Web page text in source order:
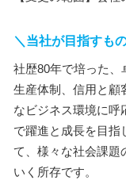
＼当社が目指すも
社歴80年で培った、
生産体制、信用と顧
なビジネス環境に呼
で躍進と成長を目指
て、様々な社会課題
いく所存です。